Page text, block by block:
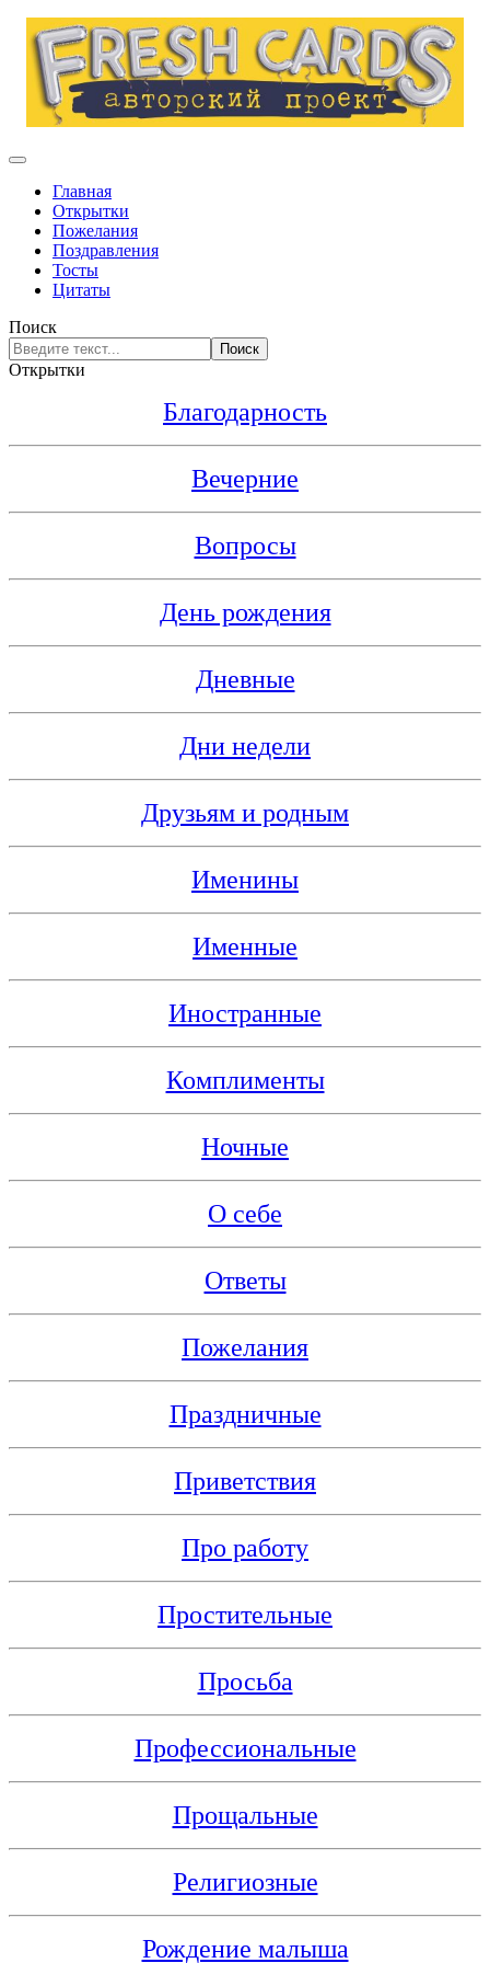
Главная
Открытки
Пожелания
Поздравления
Тосты
Цитаты
Поиск
Поиск
Открытки
Благодарность
Вечерние
Вопросы
День рождения
Дневные
Дни недели
Друзьям и родным
Именины
Именные
Иностранные
Комплименты
Ночные
О себе
Ответы
Пожелания
Праздничные
Приветствия
Про работу
Простительные
Просьба
Профессиональные
Прощальные
Религиозные
Рождение малыша